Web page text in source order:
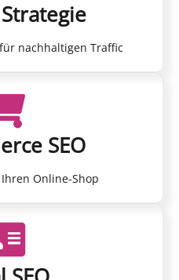
nachhaltigen Traffic
SEO
Online-Shop